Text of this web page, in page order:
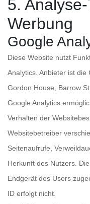
5.
Werbung
Google
Diese Website nutzt
Analytics. Anbieter ist die
Gordon House, Barrow
Google Analytics
Verhalten der
Websitebetreiber
Seitenaufrufe,
Herkunft des Nutzers.
Endgerät des Users
ID erfolgt nicht.